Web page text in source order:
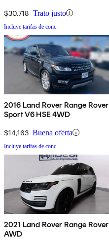
$30,718 Trato justo
Incluye tarifas de conc.
2016 Land Rover Range Rover
Sport V6 HSE 4WD
$14,163 Buena oferta
Incluye tarifas de conc.
2021 Land Rover Range Rover
AWD